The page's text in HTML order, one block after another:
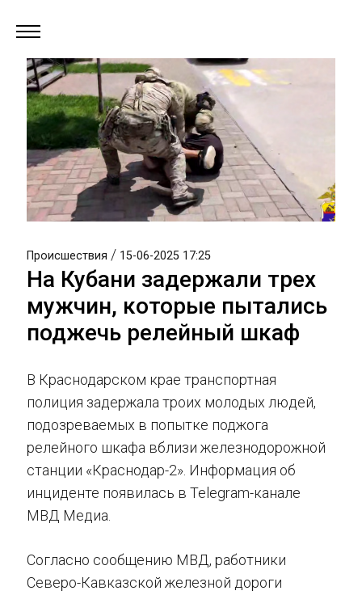
Происшествия / 15-06-2025 17:25
На Кубани задержали трех
мужчин, которые пытались
поджечь релейный шкаф
В Краснодарском крае транспортная
полиция задержала троих молодых людей,
подозреваемых в попытке поджога
релейного шкафа вблизи железнодорожной
станции «Краснодар-2». Информация об
инциденте появилась в Telegram-канале
МВД Медиа.
Согласно сообщению МВД, работники
Северо-Кавказской железной дороги